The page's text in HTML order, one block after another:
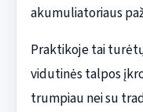
akumuliatoriaus
Praktikoje tai
vidutinės talpos
trumpiau nei su